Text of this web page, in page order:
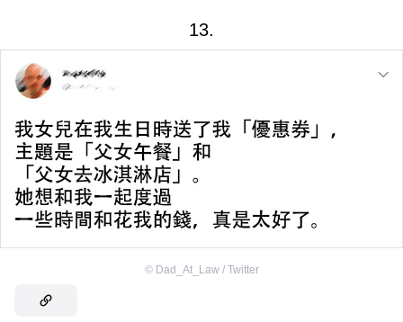
13.
© Dad_At_Law / Twitter